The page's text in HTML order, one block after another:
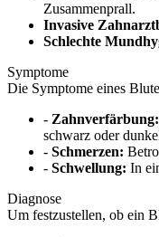
Zusammenprall.
Invasive
Schlechte
Symptome
Die Symptome eines
- Zahnverfärbung:
schwarz oder
- Schmerzen:
- Schwellung: In
Diagnose
Um festzustellen, ob ein